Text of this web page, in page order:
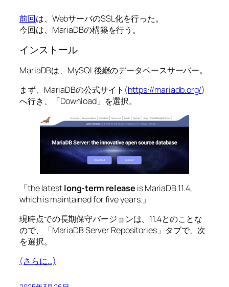
前回は、WebサーバのSSL化を行った。
今回は、MariaDBの構築を行う。
インストール
MariaDBは、MySQL後継のデータベースサーバー。
まず、MariaDBの公式サイト(https://mariadb.org/)
へ行き、「Download」を選択。
「the latestlong-term release is MariaDB 11.4,
which is maintained for five years.」
現時点での長期保守バージョンは、11.4とのことな
ので、「MariaDB Server Repositories」タブで、次
を選択。
(さらに…)